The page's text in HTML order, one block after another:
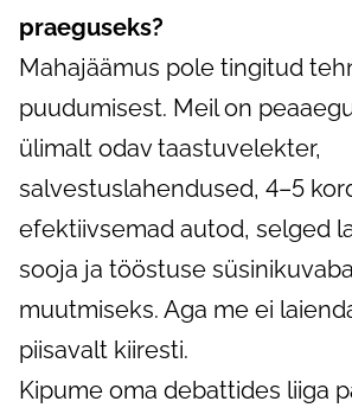
praeguseks?
Mahajäämus pole tingitud
puudumisest. Meil on
ülimalt odav taastuvelekter,
salvestuslahendused, 4–5
efektiivsemad autod, selged
sooja ja tööstuse
muutmiseks. Aga me ei
piisavalt kiiresti.
Kipume oma debattides liiga